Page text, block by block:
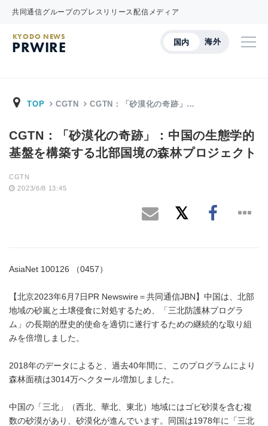
共同通信グループのプレスリリース配信メディア
国内 海外
KYODO NEWS
PRWIRE
TOP CGTN CGTN：「砂漠化の奇跡」…
CGTN：「砂漠化の奇跡」：中国の生態学的
基盤を構築する北部国境の森林プロジェクト
CGTN
2023/6/8 13:45
AsiaNet 100126 （0457）
【北京2023年6月7日PR Newswire＝共同通信JBN】中国は、北部
地域の砂嵐と土壌侵食に対処するため、「三北防護林プログラ
ム」の長期的歴史的使命を適切に遂行するための継続的な取り組
みを倍増しました。
2018年のデータによると、過去40年間に、このプログラムにより
森林面積は3014万ヘクタール増加しました。
中国の「三北」（西北、華北、東北）地域にはゴビ砂漠を含む複
数の砂漠があり、砂漠化が進んでいます。同国は1978年に「三北